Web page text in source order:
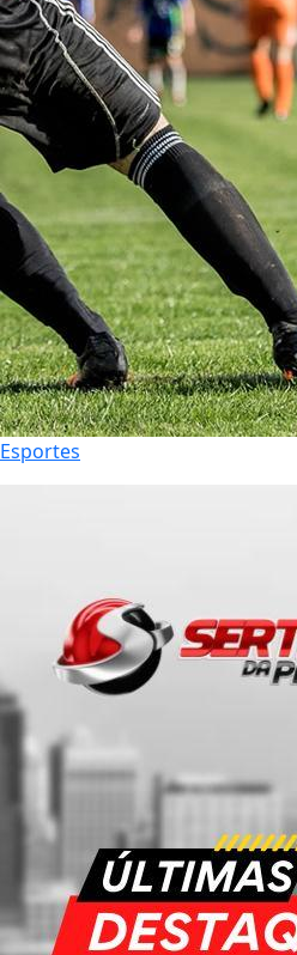
Esportes